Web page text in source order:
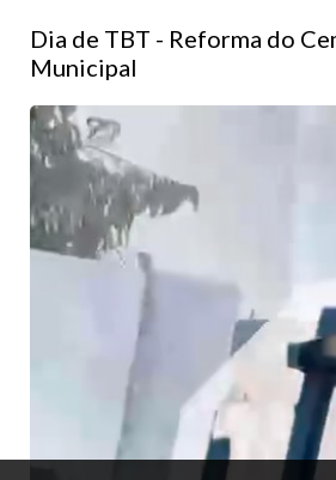
Dia de TBT - Reforma do
Municipal